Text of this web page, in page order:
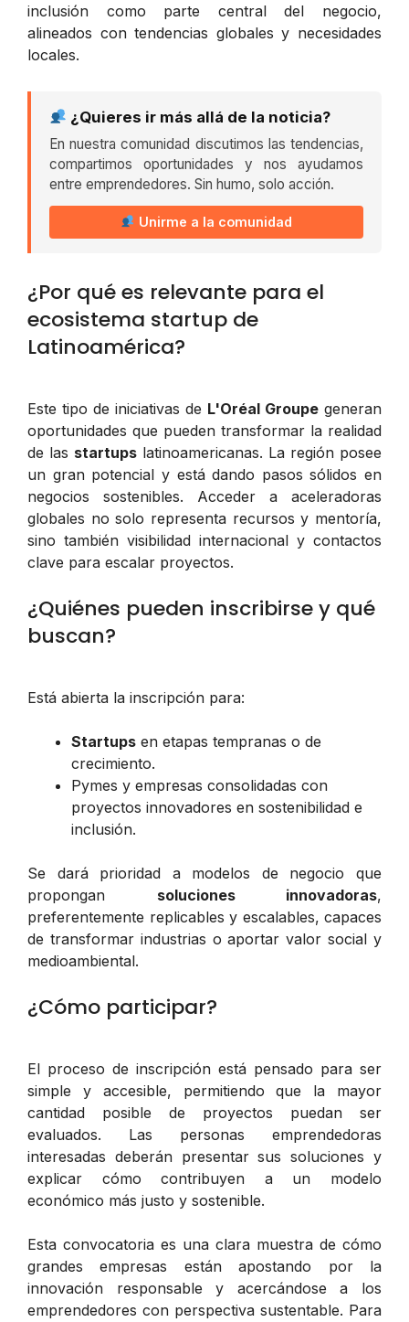
inclusión como parte central del negocio,
alineados con tendencias globales y necesidades
locales.
¿Quieres ir más allá de la noticia?
En nuestra comunidad discutimos las tendencias,
compartimos oportunidades y nos ayudamos
entre emprendedores. Sin humo, solo acción.
Unirme a la comunidad
¿Por qué es relevante para el
ecosistema startup de
Latinoamérica?
Este tipo de iniciativas de L'Oréal Groupe generan
oportunidades que pueden transformar la realidad
de las startups latinoamericanas. La región posee
un gran potencial y está dando pasos sólidos en
negocios sostenibles. Acceder a aceleradoras
globales no solo representa recursos y mentoría,
sino también visibilidad internacional y contactos
clave para escalar proyectos.
¿Quiénes pueden inscribirse y qué
buscan?
Está abierta la inscripción para:
Startups en etapas tempranas o de
crecimiento.
Pymes y empresas consolidadas con
proyectos innovadores en sostenibilidad e
inclusión.
Se dará prioridad a modelos de negocio que
propongan soluciones innovadoras,
preferentemente replicables y escalables, capaces
de transformar industrias o aportar valor social y
medioambiental.
¿Cómo participar?
El proceso de inscripción está pensado para ser
simple y accesible, permitiendo que la mayor
cantidad posible de proyectos puedan ser
evaluados. Las personas emprendedoras
interesadas deberán presentar sus soluciones y
explicar cómo contribuyen a un modelo
económico más justo y sostenible.
Esta convocatoria es una clara muestra de cómo
grandes empresas están apostando por la
innovación responsable y acercándose a los
emprendedores con perspectiva sustentable. Para